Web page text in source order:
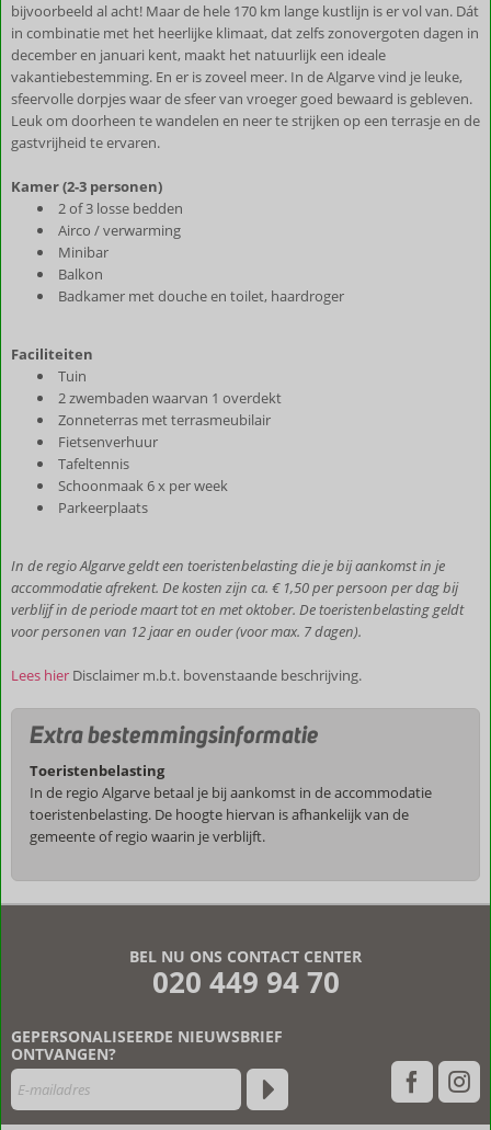
bijvoorbeeld al acht! Maar de hele 170 km lange kustlijn is er vol van. Dát
in combinatie met het heerlijke klimaat, dat zelfs zonovergoten dagen in
december en januari kent, maakt het natuurlijk een ideale
vakantiebestemming. En er is zoveel meer. In de Algarve vind je leuke,
sfeervolle dorpjes waar de sfeer van vroeger goed bewaard is gebleven.
Leuk om doorheen te wandelen en neer te strijken op een terrasje en de
gastvrijheid te ervaren.
Kamer (2-3 personen)
2 of 3 losse bedden
Airco / verwarming
Minibar
Balkon
Badkamer met douche en toilet, haardroger
Faciliteiten
Tuin
2 zwembaden waarvan 1 overdekt
Zonneterras met terrasmeubilair
Fietsenverhuur
Tafeltennis
Schoonmaak 6 x per week
Parkeerplaats
In de regio Algarve geldt een toeristenbelasting die je bij aankomst in je
accommodatie afrekent. De kosten zijn ca. € 1,50 per persoon per dag bij
verblijf in de periode maart tot en met oktober. De toeristenbelasting geldt
voor personen van 12 jaar en ouder (voor max. 7 dagen).
Lees hier Disclaimer m.b.t. bovenstaande beschrijving.
Extra bestemmingsinformatie
Toeristenbelasting
In de regio Algarve betaal je bij aankomst in de accommodatie
toeristenbelasting. De hoogte hiervan is afhankelijk van de
gemeente of regio waarin je verblijft.
na
hun
verblijf
in
BEL NU ONS CONTACT CENTER
020 449 94 70
GEPERSONALISEERDE NIEUWSBRIEF
ONTVANGEN?